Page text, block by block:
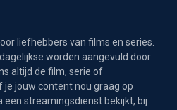
liefhebbers van films en series.
worden aangevuld door
altijd de film, serie of
jouw content nou graag op
een streamingsdienst bekijkt, bij